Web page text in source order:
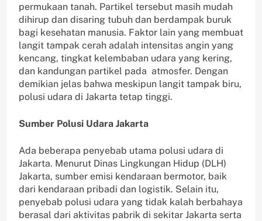
permukaan tanah. Partikel tersebut masih mudah
dihirup dan disaring tubuh dan berdampak buruk
bagi kesehatan manusia. Faktor lain yang membuat
langit tampak cerah adalah intensitas angin yang
kencang, tingkat kelembaban udara yang kering,
dan kandungan partikel pada atmosfer. Dengan
demikian jelas bahwa meskipun langit tampak biru,
polusi udara di Jakarta tetap tinggi.
Sumber Polusi Udara Jakarta
Ada beberapa penyebab utama polusi udara di
Jakarta. Menurut Dinas Lingkungan Hidup (DLH)
Jakarta, sumber emisi kendaraan bermotor, baik
dari kendaraan pribadi dan logistik. Selain itu,
penyebab polusi udara yang tidak kalah berbahaya
berasal dari aktivitas pabrik di sekitar Jakarta serta